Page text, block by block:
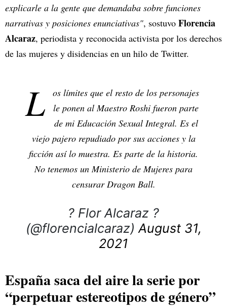
explicarle a la gente que demandaba sobre funciones
narrativas y posiciones enunciativas", sostuvo Florencia
Alcaraz, periodista y reconocida activista por los derechos
de las mujeres y disidencias en un hilo de Twitter.
L
os límites que el resto de los personajes
le ponen al Maestro Roshi fueron parte
de mi Educación Sexual Integral. Es el
viejo pajero repudiado por sus acciones y la
ficción así lo muestra. Es parte de la historia.
No tenemos un Ministerio de Mujeres para
censurar Dragon Ball.
? Flor Alcaraz ?
(@florencialcaraz)August 31,
2021
España saca del aire la serie por
“perpetuar estereotipos de género”